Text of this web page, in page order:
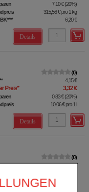
7,10 €(20%)
315,56 €pro 1 kg
**** 6,20 €
Details
0
** 4,15 €
Preis* 3,32 €
0,83 €(20%)
10,06 €pro 1 l
Details
0
** 25,90 €
5,18 €